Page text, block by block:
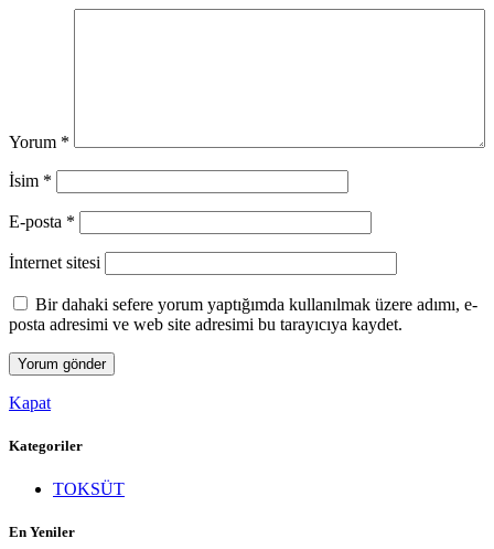
Yorum *
İsim *
E-posta *
İnternet sitesi
Bir dahaki sefere yorum yaptığımda kullanılmak üzere adımı, e-
posta adresimi ve web site adresimi bu tarayıcıya kaydet.
Kapat
Kategoriler
TOKSÜT
En Yeniler